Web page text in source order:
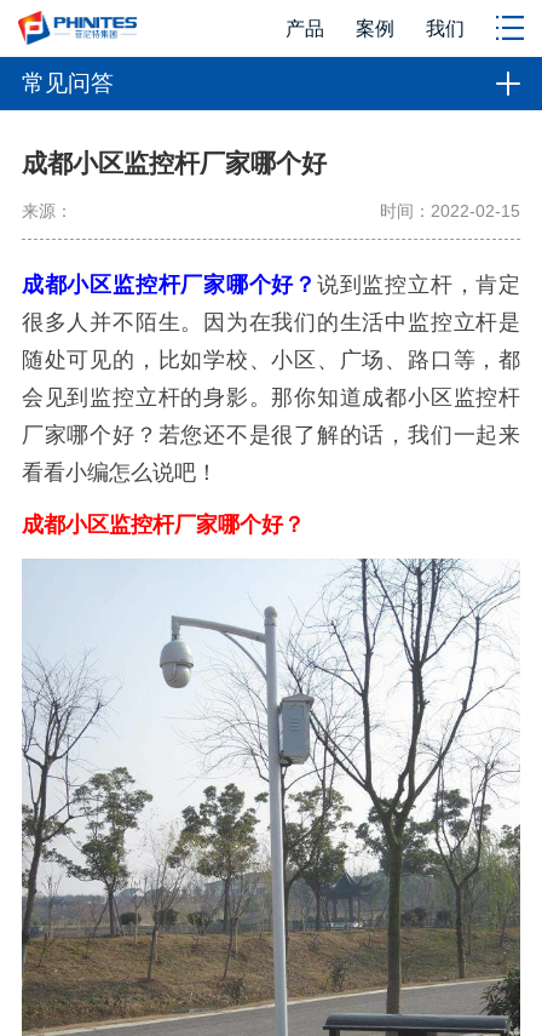
产品 案例 我们
常见问答
成都小区监控杆厂家哪个好
来源： 时间：2022-02-15
成都小区监控杆厂家哪个好？ 说到监控立杆，肯定
很多人并不陌生。因为在我们的生活中监控立杆是
随处可见的，比如学校、小区、广场、路口等，都
会见到监控立杆的身影。那你知道成都小区监控杆
厂家哪个好？若您还不是很了解的话，我们一起来
看看小编怎么说吧！
成都小区监控杆厂家哪个好？